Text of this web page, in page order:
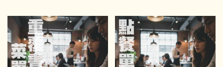
膜加工，只要用白板筆書寫，就
可以輕鬆擦拭再利用，不需要每
天印新菜單、不用堆滿廢紙。視
覺清晰、耐用度高，無論飲料
店、早餐店或市集攤位，都能長